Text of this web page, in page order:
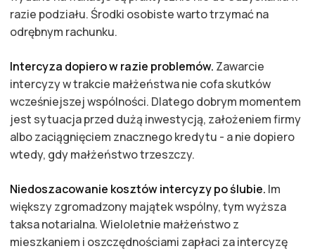
razie podziału. Środki osobiste warto trzymać na
odrębnym rachunku.
Intercyza dopiero w razie problemów. Zawarcie
intercyzy w trakcie małżeństwa nie cofa skutków
wcześniejszej wspólności. Dlatego dobrym momentem
jest sytuacja przed dużą inwestycją, założeniem firmy
albo zaciągnięciem znacznego kredytu - a nie dopiero
wtedy, gdy małżeństwo trzeszczy.
Niedoszacowanie kosztów intercyzy po ślubie. Im
większy zgromadzony majątek wspólny, tym wyższa
taksa notarialna. Wieloletnie małżeństwo z
mieszkaniem i oszczędnościami zapłaci za intercyzę